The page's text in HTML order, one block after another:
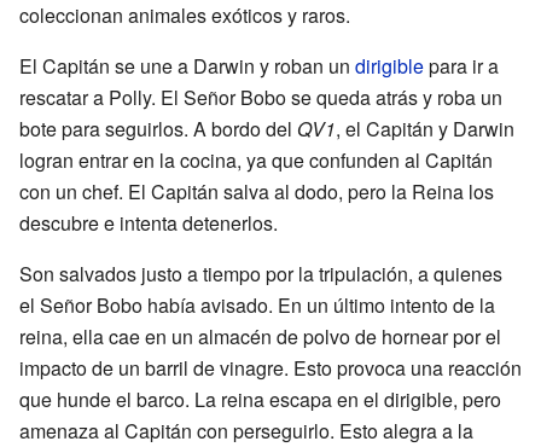
coleccionan animales exóticos y raros.
El Capitán se une a Darwin y roban un dirigiblepara ir a
rescatar a Polly. El Señor Bobo se queda atrás y roba un
bote para seguirlos. A bordo del QV1, el Capitán y Darwin
logran entrar en la cocina, ya que confunden al Capitán
con un chef. El Capitán salva al dodo, pero la Reina los
descubre e intenta detenerlos.
Son salvados justo a tiempo por la tripulación, a quienes
el Señor Bobo había avisado. En un último intento de la
reina, ella cae en un almacén de polvo de hornear por el
impacto de un barril de vinagre. Esto provoca una reacción
que hunde el barco. La reina escapa en el dirigible, pero
amenaza al Capitán con perseguirlo. Esto alegra a la